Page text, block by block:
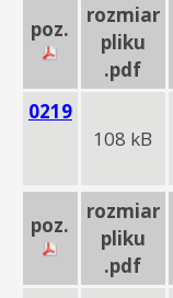
poz.
rozmiar
pliku
.pdf
0219
108 kB
poz.
rozmiar
pliku
.pdf